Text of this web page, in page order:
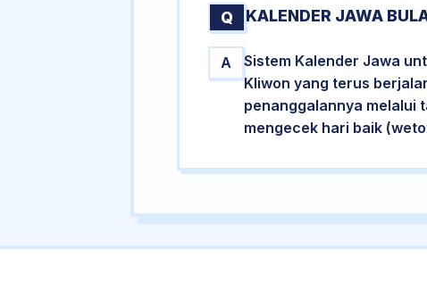
Q KALENDER JAWA
A
Sistem Kalender Jawa
Kliwon yang terus
penanggalannya melalui
mengecek hari baik